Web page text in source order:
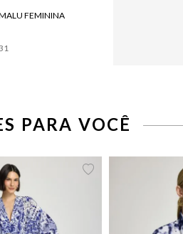
FEMININA
PARA VOCÊ